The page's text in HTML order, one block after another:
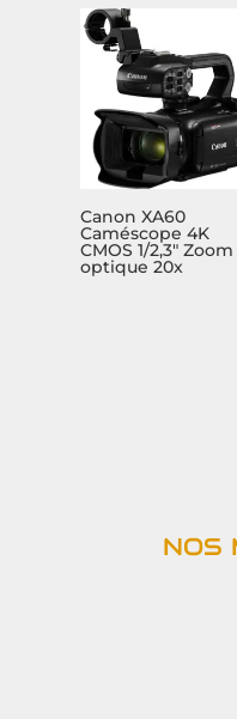
Canon XA60
Caméscope 4K
CMOS 1/2,3″ Zoom
optique 20x
NOS